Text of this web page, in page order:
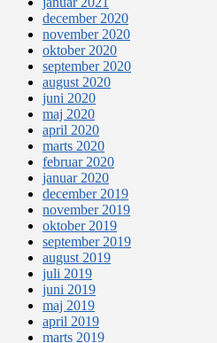
december 2020
november 2020
oktober 2020
september 2020
august 2020
juni 2020
maj 2020
april 2020
marts 2020
februar 2020
januar 2020
december 2019
november 2019
oktober 2019
september 2019
august 2019
juli 2019
juni 2019
maj 2019
april 2019
marts 2019